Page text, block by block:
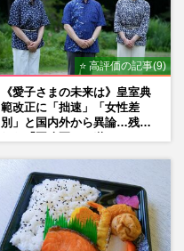
⭐ 高評価の記事(9)
《愛子さまの未来は》皇室典
範改正に「拙速」「女性差
別」と国内外から異論…残さ